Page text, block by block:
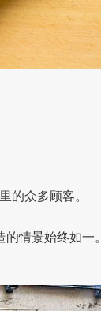
的众多顾客。
情景始终如一。